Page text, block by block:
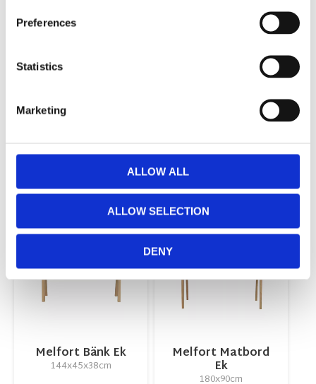
Preferences
Statistics
Marketing
ALLOW ALL
ALLOW SELECTION
DENY
MÅTT OCH SPECIFIKATIONER
monteringsanvisningar-tillagg-melfort.pdf
skotselrad-lack-mobler.pdf
RELATERADE PRODUKTER
Melfort Bänk Ek
144x45x38cm
Lägg till i favoriter
Melfort Matbord
Ek
180x90cm